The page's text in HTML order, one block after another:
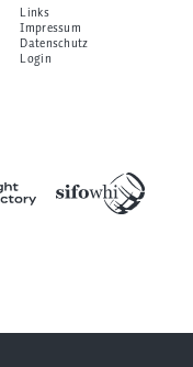
Links
Impressum
Datenschutz
Login